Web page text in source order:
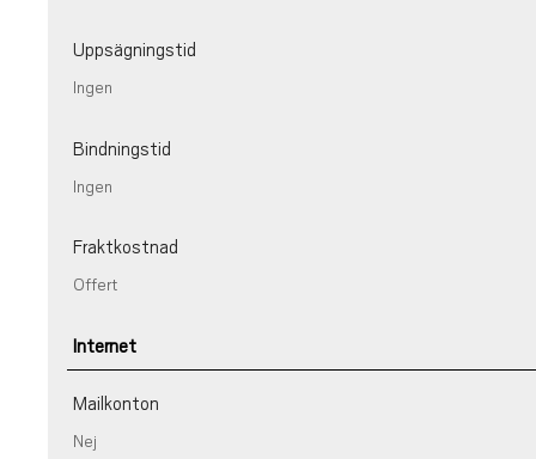
Uppsägningstid
Ingen
Bindningstid
Ingen
Fraktkostnad
Offert
Internet
Mailkonton
Nej